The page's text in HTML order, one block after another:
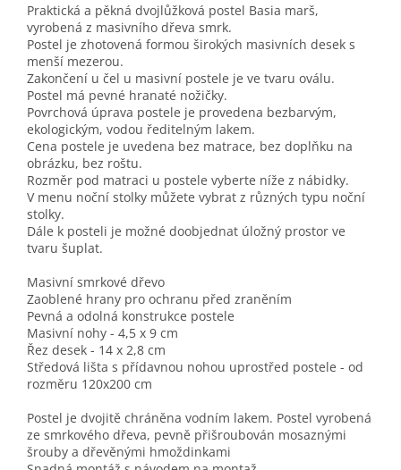
Praktická a pěkná dvojlůžková postel Basia marš,
vyrobená z masivního dřeva smrk.
Postel je zhotovená formou širokých masivních desek s
menší mezerou.
Zakončení u čel u masivní postele je ve tvaru oválu.
Postel má pevné hranaté nožičky.
Povrchová úprava postele je provedena bezbarvým,
ekologickým, vodou ředitelným lakem.
Cena postele je uvedena bez matrace, bez doplňku na
obrázku, bez roštu.
Rozměr pod matraci u postele vyberte níže z nábidky.
V menu noční stolky můžete vybrat z různých typu noční
stolky.
Dále k posteli je možné doobjednat úložný prostor ve
tvaru šuplat.
Masivní smrkové dřevo
Zaoblené hrany pro ochranu před zraněním
Pevná a odolná konstrukce postele
Masivní nohy - 4,5 x 9 cm
Řez desek - 14 x 2,8 cm
Středová lišta s přídavnou nohou uprostřed postele - od
rozměru 120x200 cm
Postel je dvojitě chráněna vodním lakem. Postel vyrobená
ze smrkového dřeva, pevně přišroubován mosaznými
šrouby a dřevěnými hmoždinkami